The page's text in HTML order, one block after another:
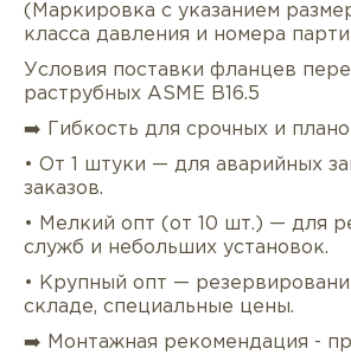
(Маркировка с указанием
класса давления и номера
Условия поставки фланцев
раструбных ASME B16.5
➡️ Гибкость для срочных и
• От 1 штуки — для аварийных
заказов.
• Мелкий опт (от 10 шт.) — для
служб и небольших установок.
• Крупный опт —
складе, специальные цены.
➡️ Монтажная рекомендация -